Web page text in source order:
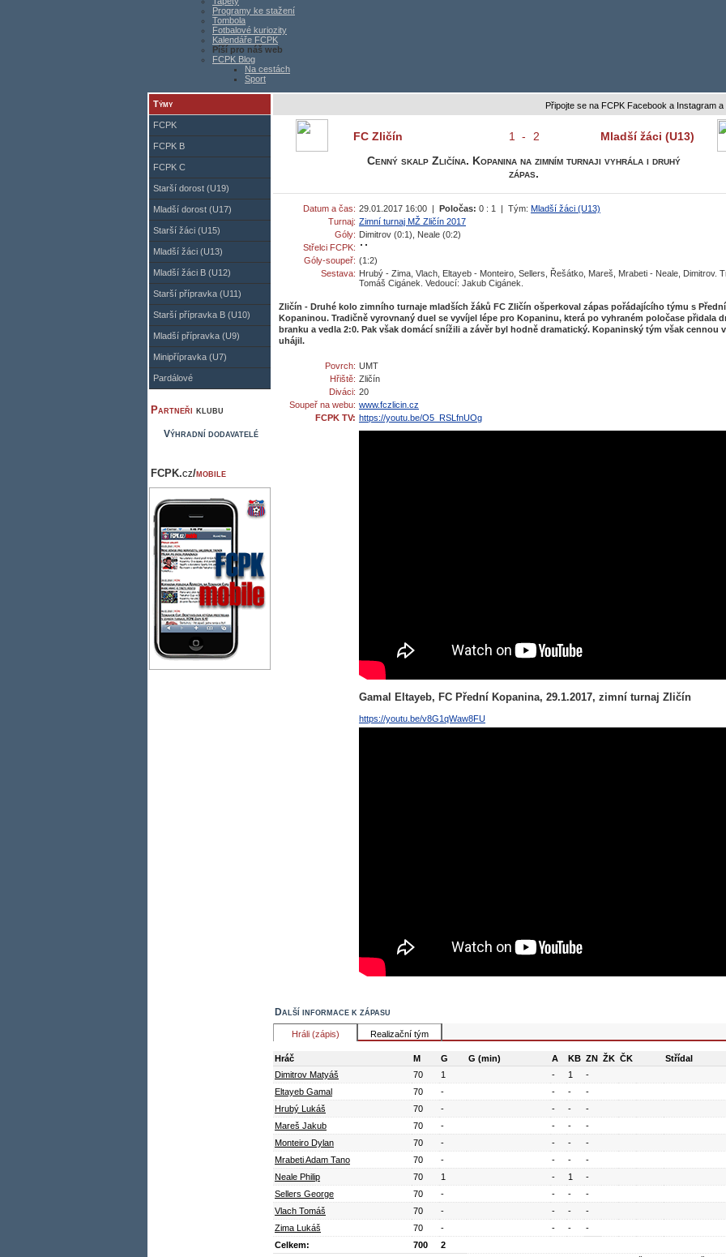
Programy ke stažení
Tombola
Fotbalové kuriozity
Kalendáře FCPK
Píší pro náš web
FCPK Blog
Na cestách
Sport
Týmy
FCPK
FCPK B
FCPK C
Starší dorost (U19)
Mladší dorost (U17)
Starší žáci (U15)
Mladší žáci (U13)
Mladší žáci B (U12)
Starší přípravka (U11)
Starší přípravka B (U10)
Mladší přípravka (U9)
Minipřípravka (U7)
Pardálové
Partneři klubu
Výhradní dodavatelé
FCPK.cz/mobile
Připojte se na FCPK Facebook a Instagram a
FC Zličín 1 - 2
Mladší žáci (U13)
Cenný skalp Zličína. Kopanina na zimním turnaji vyhrála i druhý
zápas.
Datum a čas: 29.01.2017 16:00 | Poločas: 0 : 1 | Tým: Mladší žáci (U13)
Turnaj: Zimní turnaj MŽ Zličín 2017
Góly: Dimitrov (0:1), Neale (0:2)
Střelci FCPK:
Góly-soupeř: (1:2)
Sestava: Hrubý - Zima, Vlach, Eltayeb - Monteiro, Sellers, Řešátko, Mareš, Mrabeti - Neale, Dimitrov.
Tomáš Cigánek. Vedoucí: Jakub Cigánek.
Zličín - Druhé kolo zimního turnaje mladších žáků FC Zličín ošperkoval zápas pořádajícího týmu s Přední
Kopaninou. Tradičně vyrovnaný duel se vyvíjel lépe pro Kopaninu, která po vyhraném poločase přidala
branku a vedla 2:0. Pak však domácí snížili a závěr byl hodně dramatický. Kopaninský tým však cennou
uhájil.
Povrch: UMT
Hřiště: Zličín
Diváci: 20
Soupeř na webu: www.fczlicin.cz
FCPK TV: https://youtu.be/O5_RSLfnUOg
Gamal Eltayeb, FC Přední Kopanina, 29.1.2017, zimní turnaj Zličín
https://youtu.be/v8G1qWaw8FU
Další informace k zápasu
Hráli (zápis) Realizační tým
Hráč M G G (min) A KB ZN ŽK ČK
Střídal
Dimitrov Matyáš
70 1 - 1
-
Eltayeb Gamal
70 - - -
-
Hrubý Lukáš
70 - - -
-
Mareš Jakub
70 - - -
-
Monteiro Dylan
70 - - -
-
Mrabeti Adam Tano
70 - - -
-
Neale Philip
70 1 - 1
-
Sellers George
70 - - -
-
Vlach Tomáš
70 - - -
-
Zima Lukáš
70 - - -
-
Celkem:
700 2